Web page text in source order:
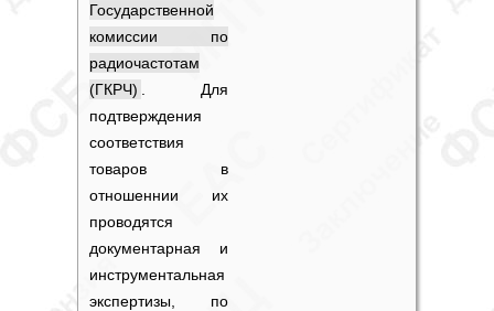
Государственной
комиссии по
радиочастотам
(ГКРЧ)
. Для
подтверждения
соответствия
товаров в
отношеннии их
проводятся
документарная и
инструментальная
экспертизы, по